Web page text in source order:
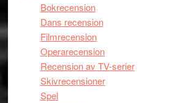
Bokrecension
Dans recension
Filmrecension
Operarecension
Recension av TV-serier
Skivrecensioner
Spel